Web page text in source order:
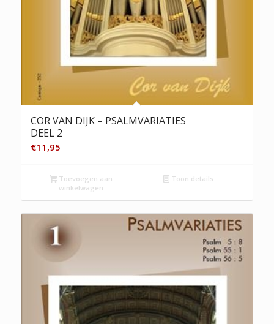
COR VAN DIJK – PSALMVARIATIES
DEEL 2
€11,95
Toevoegen aan
winkelwagen
Toon details